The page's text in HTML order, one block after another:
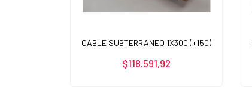
CABLE SUBTERRANEO 1X300 (+150)
$118.591,92